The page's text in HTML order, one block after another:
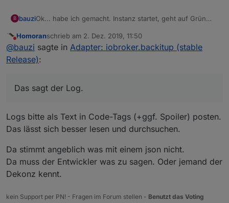
B bauziOk... habe ich gemacht. Instanz startet, geht auf Grün
Das sagt der Log.
Nicht stören
Homoranschrieb am 2. Dez. 2019, 11:50
zuletzt editiert von
@bauzi sagte in Adapter: iobroker.backitup (stable
Release):
Das sagt der Log.
Logs bitte als Text in Code-Tags (+ggf. Spoiler) posten.
Das lässt sich besser lesen und durchsuchen.
Da stimmt angeblich was mit einem json nicht.
Da muss der Entwickler was zu sagen. Oder jemand der
Dekonz kennt.
kein Support per PN! - Fragen im Forum stellen - Benutzt das Voting